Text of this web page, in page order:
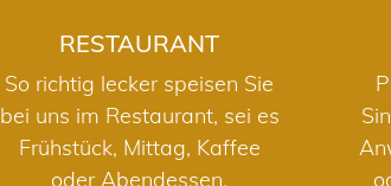
RESTAURANT
So richtig lecker speisen Sie
bei uns im Restaurant, sei es
Frühstück, Mittag, Kaffee
oder Abendessen.